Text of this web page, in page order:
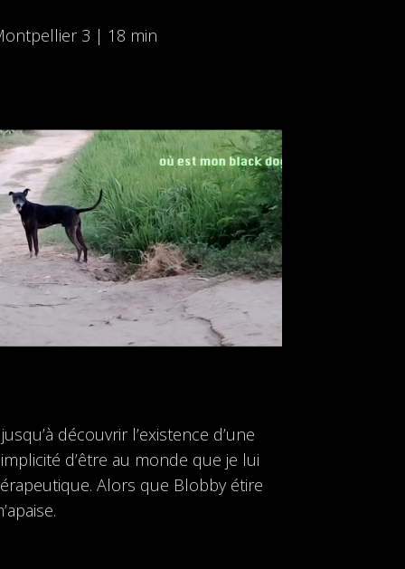
3 | 18 min
découvrir l’existence d’une
d’être au monde que je lui
Alors que Blobby étire